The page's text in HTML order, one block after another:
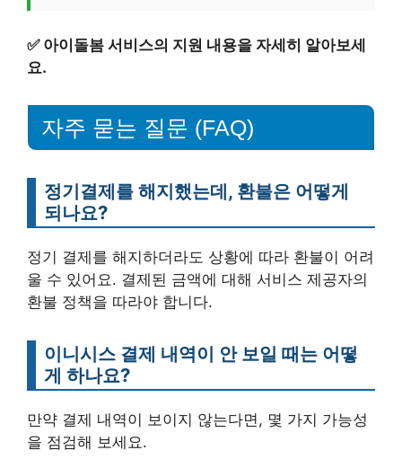
✅ 아이돌봄 서비스의 지원 내용을 자세히 알아보세
요.
자주 묻는 질문 (FAQ)
정기결제를 해지했는데, 환불은 어떻게
되나요?
정기 결제를 해지하더라도 상황에 따라 환불이 어려
울 수 있어요. 결제된 금액에 대해 서비스 제공자의
환불 정책을 따라야 합니다.
이니시스 결제 내역이 안 보일 때는 어떻
게 하나요?
만약 결제 내역이 보이지 않는다면, 몇 가지 가능성
을 점검해 보세요.